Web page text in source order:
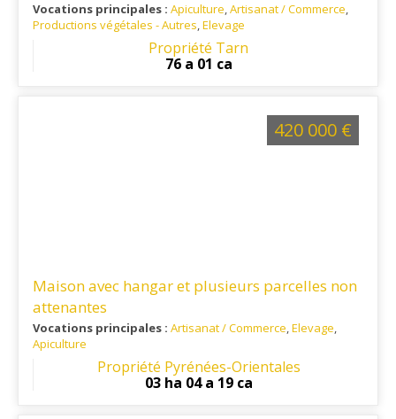
Vocations principales : Apiculture,Artisanat / Commerce,
Productions végétales - Autres,Elevage
: A 8 minutes de Sorèze et à 20 minutes de
Castres A 15 minutes de Revel (31)
Propriété Tarn
76 a 01 ca
Maison avec hangar et plusieurs parcelles non
attenantes
Vocations principales : Artisanat / Commerce,Elevage,
Apiculture
Ref. 66VI13299
: Nord ouest de Perpignan, Lesquerde est un
village qui se situe dans la vallée de l’Agly.
Propriété Pyrénées-Orientales
03 ha 04 a 19 ca
420 000 €